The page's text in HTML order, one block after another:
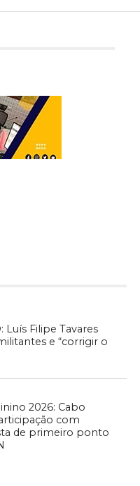
Luís Filipe Tavares
e “corrigir o
2026: Cabo
com
de primeiro ponto